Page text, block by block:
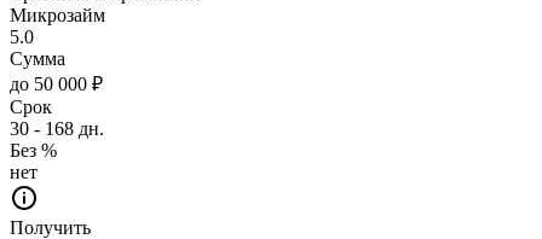
Микрозайм
5.0
Сумма
до 50 000 ₽
Срок
30 - 168 дн.
Без %
нет
Получить